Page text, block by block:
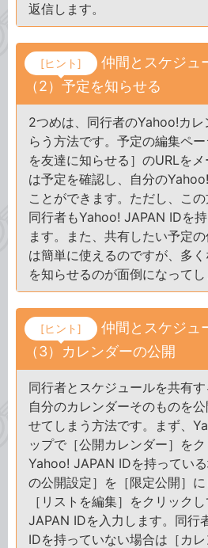
返信します。
[ヒント]
仲間とスケジュ
（2）予定を知らせる
2つめは、同行者のYahoo!カレ
らう方法です。予定の編集ペ
を友達に知らせる］のURLを
は予定を確認し、自分の
ことができます。ただし、こ
同行者もYahoo! JAPAN IDを
ます。また、共有したい予定
は簡単に使えるのですが、多
を知らせるのが面倒になってし
[ヒント]
仲間とスケジュ
（3）カレンダーの公開
同行者とスケジュールを共有す
自分のカレンダーそのものを
せてしまう方法です。まず、
ップで［公開カレンダー］を
Yahoo! JAPAN IDを持ってい
の公開設定］を［限定公開］
［リストを編集］をクリック
JAPAN IDを入力します。同行
IDを持っていない場合は［カレ